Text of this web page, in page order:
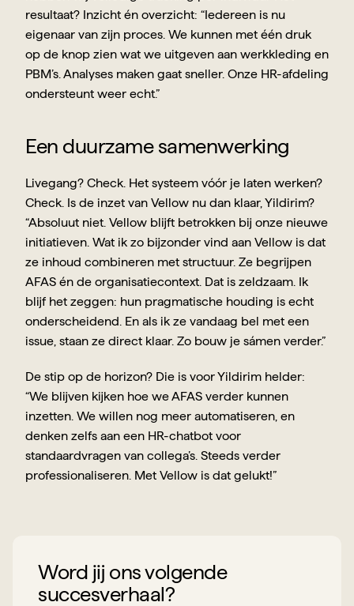
resultaat? Inzicht én overzicht: “Iedereen is nu
eigenaar van zijn proces. We kunnen met één druk
op de knop zien wat we uitgeven aan werkkleding en
PBM’s. Analyses maken gaat sneller. Onze HR-afdeling
ondersteunt weer echt.”
Een duurzame samenwerking
Livegang? Check. Het systeem vóór je laten werken?
Check. Is de inzet van Vellow nu dan klaar, Yildirim?
“Absoluut niet. Vellow blijft betrokken bij onze nieuwe
initiatieven. Wat ik zo bijzonder vind aan Vellow is dat
ze inhoud combineren met structuur. Ze begrijpen
AFAS én de organisatiecontext. Dat is zeldzaam. Ik
blijf het zeggen: hun pragmatische houding is echt
onderscheidend. En als ik ze vandaag bel met een
issue, staan ze direct klaar. Zo bouw je sámen verder.”
De stip op de horizon? Die is voor Yildirim helder:
“We blijven kijken hoe we AFAS verder kunnen
inzetten. We willen nog meer automatiseren, en
denken zelfs aan een HR-chatbot voor
standaardvragen van collega’s. Steeds verder
professionaliseren. Met Vellow is dat gelukt!”
Word jij ons volgende
succesverhaal?